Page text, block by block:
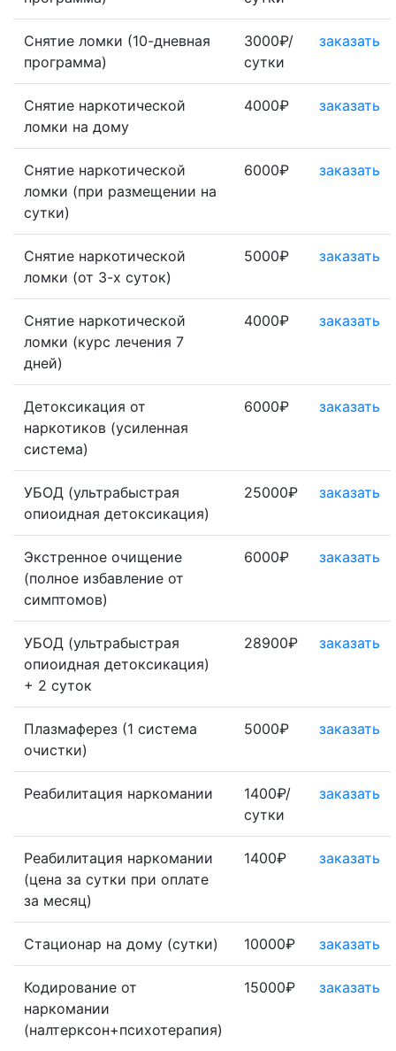
Снятие ломки (10-дневная
программа)
3000₽/
сутки
заказать
Снятие наркотической
ломки на дому
4000₽ заказать
Снятие наркотической
ломки (при размещении на
сутки)
6000₽ заказать
Снятие наркотической
ломки (от 3-х суток)
5000₽ заказать
Снятие наркотической
ломки (курс лечения 7
дней)
4000₽ заказать
Детоксикация от
наркотиков (усиленная
система)
6000₽ заказать
УБОД (ультрабыстрая
опиоидная детоксикация)
25000₽ заказать
Экстренное очищение
(полное избавление от
симптомов)
6000₽ заказать
УБОД (ультрабыстрая
опиоидная детоксикация)
+ 2 суток
28900₽ заказать
Плазмаферез (1 система
очистки)
5000₽ заказать
Реабилитация наркомании
1400₽/
сутки
заказать
Реабилитация наркомании
(цена за сутки при оплате
за месяц)
1400₽ заказать
Стационар на дому (сутки) 10000₽ заказать
Кодирование от
наркомании
(налтерксон+психотерапия)
15000₽ заказать